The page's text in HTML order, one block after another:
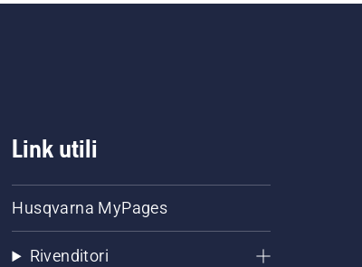
Link utili
Husqvarna MyPages
Rivenditori